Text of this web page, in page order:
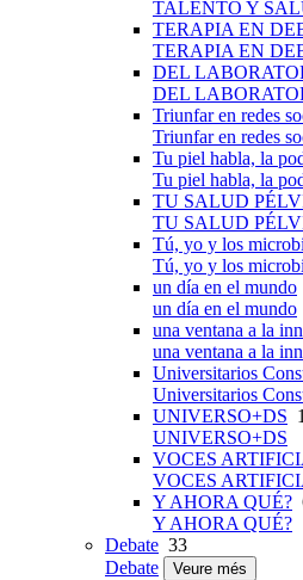
TALENTO Y
TERAPIA EN
TERAPIA EN
DEL
DEL
Triunfar en redes
Triunfar en redes
Tu piel habla, la
Tu piel habla, la
TU SALUD
TU SALUD
Tú, yo y los
Tú, yo y los
un día en el mundo
un día en el mundo
una ventana a la
una ventana a la
Universitarios
Universitarios
UNIVERSO+DS
UNIVERSO+DS
VOCES
VOCES
Y AHORA QUÉ?
Y AHORA QUÉ?
Debate 33
Debate
Veure més